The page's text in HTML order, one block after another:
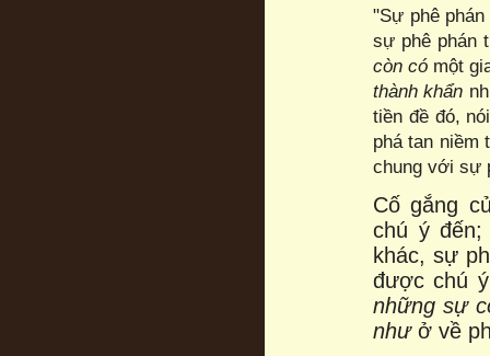
"Sự phê
sự phê phán
còn có một
thành khẩn
tiền đề đó,
phá tan niềm
chung với sự
Cố gắng
chú ý
khác, sự
được chú
những sự
nhưở về